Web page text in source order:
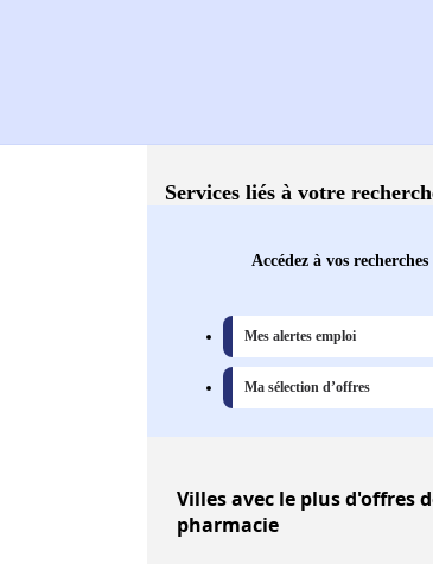
Services liés à votre
Accédez à vos
Mes alertes emploi
Ma sélection d’offres
Villesavec le plus d'offres
pharmacie